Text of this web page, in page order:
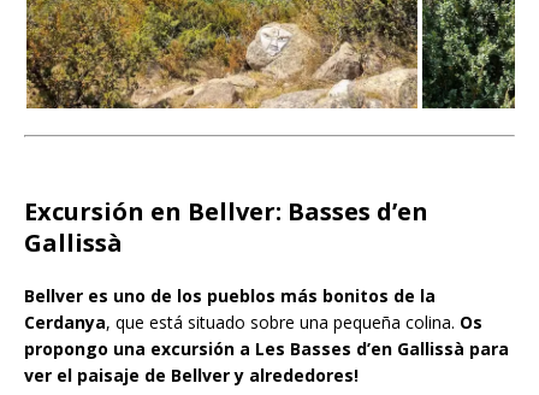
Excursión en Bellver: Basses d’en
Gallissà
Bellver es uno de los pueblos más bonitos de la
Cerdanya, que está situado sobre una pequeña colina. Os
propongo una excursión a Les Basses d’en Gallissà para
ver el paisaje de Bellver y alrededores!